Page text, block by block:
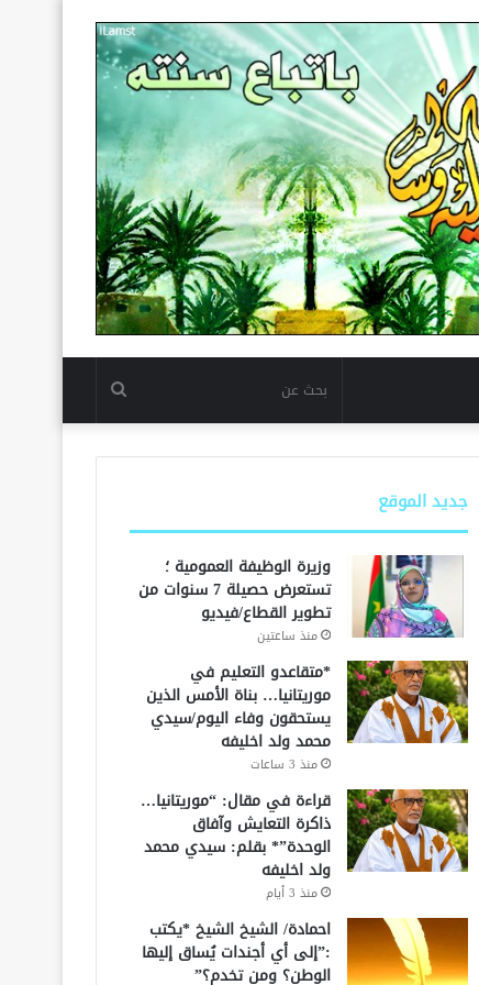
بحث
عن
جديد الموقع
وزيرة الوظيفة العمومية ؛
تستعرض حصيلة 7 سنوات من
تطوير القطاع/فيديو
منذ ساعتين
*متقاعدو التعليم في
موريتانيا… بناة الأمس الذين
يستحقون وفاء اليوم/سيدي
محمد ولد اخليفه
منذ 3 ساعات
قراءة في مقال: “موريتانيا…
ذاكرة التعايش وآفاق
الوحدة”* بقلم: سيدي محمد
ولد اخليفه
منذ 3 أيام
احمادة/ الشيخ الشيخ *يكتب
:”إلى أي أجندات يُساق إليها
الوطن؟ ومن تخدم؟”